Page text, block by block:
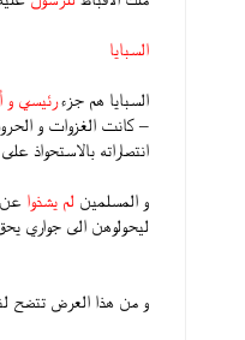
السبايا
السبايا هم جزءرئيسي و
– كانت الغزوات و
انتصاراته بالاستحواذ
و المسلمين لم يشذوا عن
ليحولوهن الى جواري
و من هذا العرض تتضح